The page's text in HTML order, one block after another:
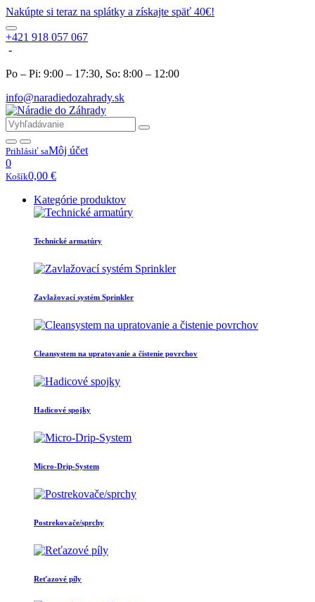
Nakúpte si teraz na splátky a získajte späť 40€!
+421 918 057 067
-
Po – Pi: 9:00 – 17:30, So: 8:00 – 12:00
info@naradiedozahrady.sk
Prihlásiť saMôj účet
0
Košík0,00 €
Kategórie produktov
Technické armatúry
Zavlažovací systém Sprinkler
Cleansystem na upratovanie a čistenie povrchov
Hadicové spojky
Micro-Drip-System
Postrekovače/sprchy
Reťazové píly